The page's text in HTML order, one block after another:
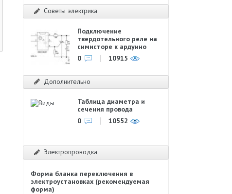
Советы электрика
Подключение
твердотельного реле на
симисторе к ардуино
0
10915
Дополнительно
Таблица диаметра и
сечения провода
0
10552
Электропроводка
Форма бланка переключения в
электроустановках (рекомендуемая
форма)